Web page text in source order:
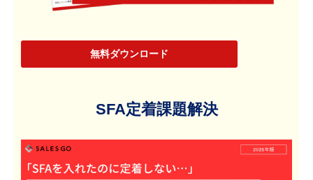
無料ダウンロード
SFA定着課題解決